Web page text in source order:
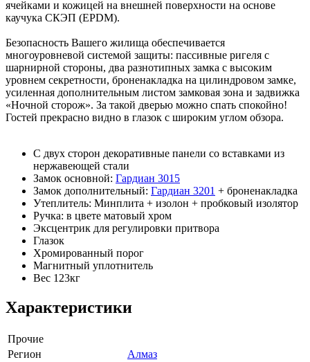
ячейками и кожицей на внешней поверхности на основе
каучука СКЭП (EPDM).
Безопасность Вашего жилища обеспечивается
многоуровневой системой защиты: пассивные ригеля с
шарнирной стороны, два разнотипных замка с высоким
уровнем секретности, броненакладка на цилиндровом замке,
усиленная дополнительным листом замковая зона и задвижка
«Ночной сторож». За такой дверью можно спать спокойно!
Гостей прекрасно видно в глазок с широким углом обзора.
С двух сторон декоративные панели со вставками из
нержавеющей стали
Замок основной: Гардиан 3015
Замок дополнительный: Гардиан 3201 + броненакладка
Утеплитель: Минплита + изолон + пробковый изолятор
Ручка: в цвете матовый хром
Эксцентрик для регулировки притвора
Глазок
Хромированный порог
Магнитный уплотнитель
Вес 123кг
Характеристики
Прочие
Регион
Алмаз